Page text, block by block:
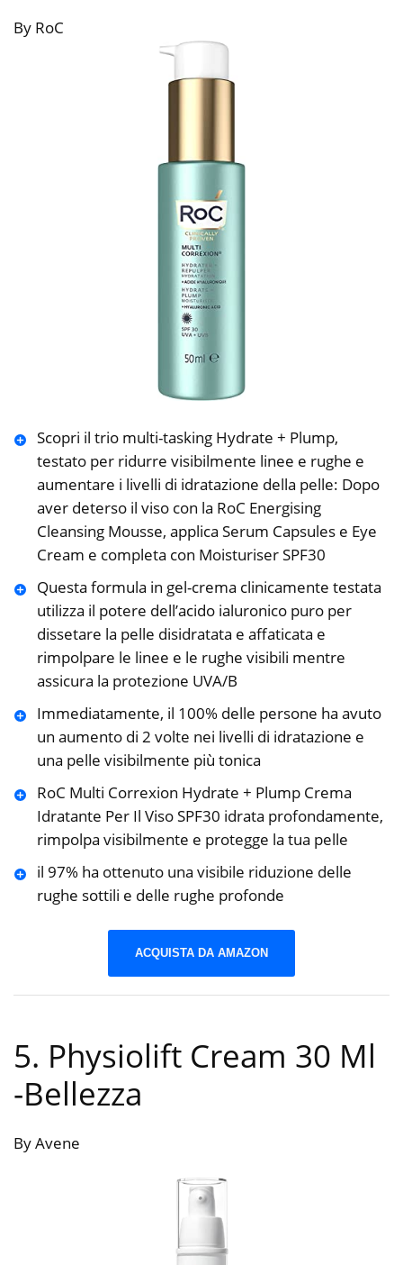
By RoC
Scopri il trio multi-tasking Hydrate + Plump,
testato per ridurre visibilmente linee e rughe e
aumentare i livelli di idratazione della pelle: Dopo
aver deterso il viso con la RoC Energising
Cleansing Mousse, applica Serum Capsules e Eye
Cream e completa con Moisturiser SPF30
Questa formula in gel-crema clinicamente testata
utilizza il potere dell’acido ialuronico puro per
dissetare la pelle disidratata e affaticata e
rimpolpare le linee e le rughe visibili mentre
assicura la protezione UVA/B
Immediatamente, il 100% delle persone ha avuto
un aumento di 2 volte nei livelli di idratazione e
una pelle visibilmente più tonica
RoC Multi Correxion Hydrate + Plump Crema
Idratante Per Il Viso SPF30 idrata profondamente,
rimpolpa visibilmente e protegge la tua pelle
il 97% ha ottenuto una visibile riduzione delle
rughe sottili e delle rughe profonde
ACQUISTA DA AMAZON
5. Physiolift Cream 30 Ml
-Bellezza
By Avene